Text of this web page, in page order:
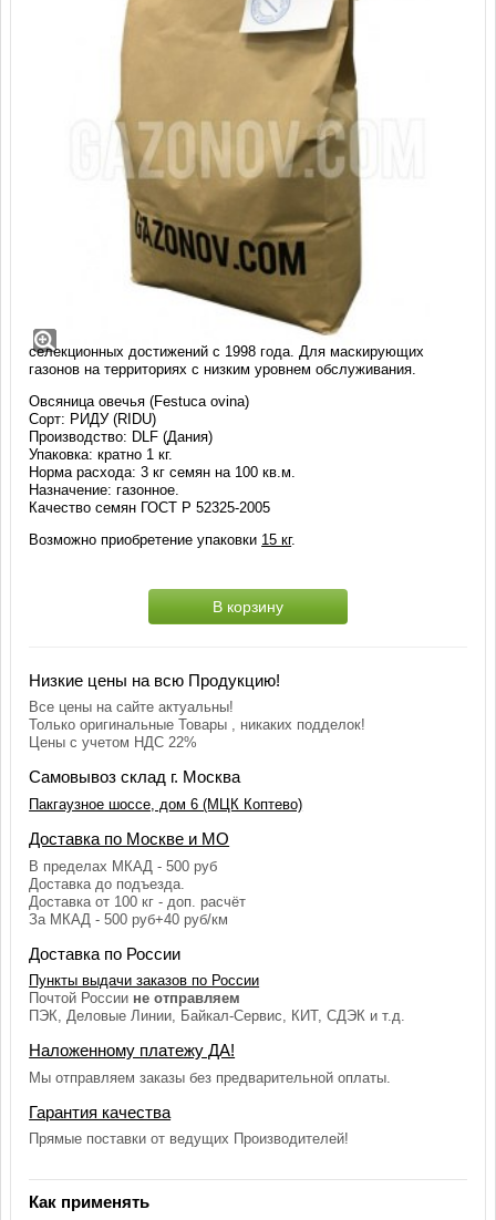
Овсяница овечья Риду (1 кг)
Один из первых сортов овсяницы овечьей, появившийся в
свободной продаже на российском рынке семян газонных трав -
зарегистрирован в отечественном Государственном реестре
селекционных достижений с 1998 года. Для маскирующих
газонов на территориях с низким уровнем обслуживания.
Овсяница овечья (Festuca ovina)
Сорт: РИДУ (RIDU)
Производство: DLF (Дания)
Упаковка: кратно 1 кг.
Норма расхода: 3 кг семян на 100 кв.м.
Назначение: газонное.
Качество семян ГОСТ Р 52325-2005
Возможно приобретение упаковки 15 кг.
В корзину
Низкие цены на всю Продукцию!
Все цены на сайте актуальны!
Только оригинальные Товары , никаких подделок!
Цены с учетом НДС 22%
Самовывоз склад г. Москва
Пакгаузное шоссе, дом 6 (МЦК Коптево)
Доставка по Москве и МО
В пределах МКАД - 500 руб
Доставка до подъезда.
Доставка от 100 кг - доп. расчёт
За МКАД - 500 руб+40 руб/км
Доставка по России
Пункты выдачи заказов по России
Почтой России не отправляем
ПЭК, Деловые Линии, Байкал-Сервис, КИТ, СДЭК и т.д.
Наложенному платежу ДА!
Мы отправляем заказы без предварительной оплаты.
Гарантия качества
Прямые поставки от ведущих Производителей!
Как применять